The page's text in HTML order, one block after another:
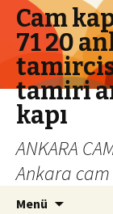
Cam
71 20
tamiri
kapı
ANKARA
Ankara
Menü